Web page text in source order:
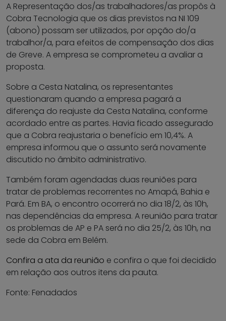
A Representação dos/as trabalhadores/as propôs à
Cobra Tecnologia que os dias previstos na NI 109
(abono) possam ser utilizados, por opção do/a
trabalhor/a, para efeitos de compensação dos dias
de Greve. A empresa se comprometeu a avaliar a
proposta.
Sobre a Cesta Natalina, os representantes
questionaram quando a empresa pagará a
diferença do reajuste da Cesta Natalina, conforme
acordado entre as partes. Havia ficado assegurado
que a Cobra reajustaria o benefício em 10,4%. A
empresa informou que o assunto será novamente
discutido no âmbito administrativo.
Também foram agendadas duas reuniões para
tratar de problemas recorrentes no Amapá, Bahia e
Pará. Em BA, o encontro ocorrerá no dia 18/2, às 10h,
nas dependências da empresa. A reunião para tratar
os problemas de AP e PA será no dia 25/2, às 10h, na
sede da Cobra em Belém.
Confira a ata da reunião e confira o que foi decidido
em relação aos outros itens da pauta.
Fonte: Fenadados